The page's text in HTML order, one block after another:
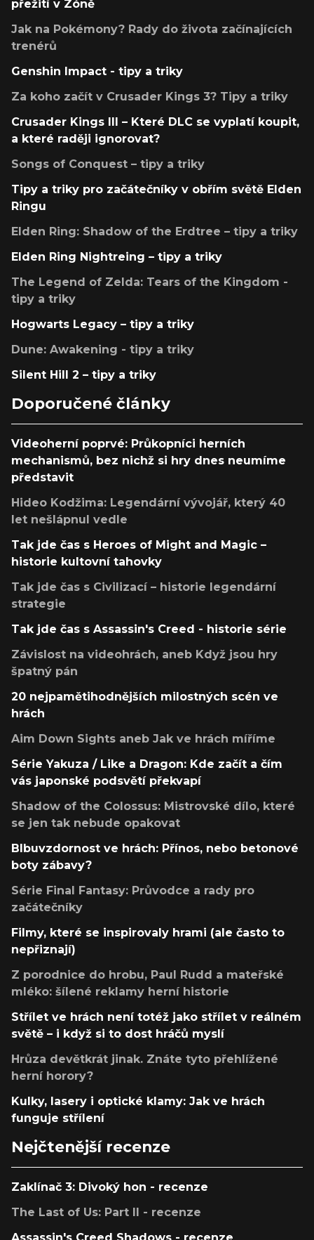
přežití v Zóně
Jak na Pokémony? Rady do života začínajících
trenérů
Genshin Impact - tipy a triky
Za koho začít v Crusader Kings 3? Tipy a triky
Crusader Kings III – Které DLC se vyplatí koupit,
a které raději ignorovat?
Songs of Conquest – tipy a triky
Tipy a triky pro začátečníky v obřím světě Elden
Ringu
Elden Ring: Shadow of the Erdtree – tipy a triky
Elden Ring Nightreing – tipy a triky
The Legend of Zelda: Tears of the Kingdom -
tipy a triky
Hogwarts Legacy – tipy a triky
Dune: Awakening - tipy a triky
Silent Hill 2 – tipy a triky
Doporučené články
Videoherní poprvé: Průkopníci herních
mechanismů, bez nichž si hry dnes neumíme
představit
Hideo Kodžima: Legendární vývojář, který 40
let nešlápnul vedle
Tak jde čas s Heroes of Might and Magic –
historie kultovní tahovky
Tak jde čas s Civilizací – historie legendární
strategie
Tak jde čas s Assassin's Creed - historie série
Závislost na videohrách, aneb Když jsou hry
špatný pán
20 nejpamětihodnějších milostných scén ve
hrách
Aim Down Sights aneb Jak ve hrách míříme
Série Yakuza / Like a Dragon: Kde začít a čím
vás japonské podsvětí překvapí
Shadow of the Colossus: Mistrovské dílo, které
se jen tak nebude opakovat
Blbuvzdornost ve hrách: Přínos, nebo betonové
boty zábavy?
Série Final Fantasy: Průvodce a rady pro
začátečníky
Filmy, které se inspirovaly hrami (ale často to
nepřiznají)
Z porodnice do hrobu, Paul Rudd a mateřské
mléko: šílené reklamy herní historie
Střílet ve hrách není totéž jako střílet v reálném
světě – i když si to dost hráčů myslí
Hrůza devětkrát jinak. Znáte tyto přehlížené
herní horory?
Kulky, lasery i optické klamy: Jak ve hrách
funguje střílení
Nejčtenější recenze
Zaklínač 3: Divoký hon - recenze
The Last of Us: Part II - recenze